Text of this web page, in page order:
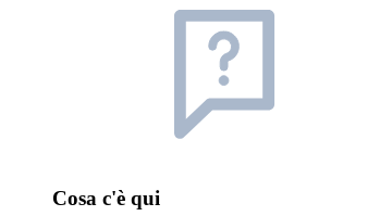
Cosa c'è qui